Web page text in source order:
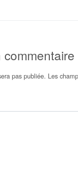
commentaire
pas publiée. Les